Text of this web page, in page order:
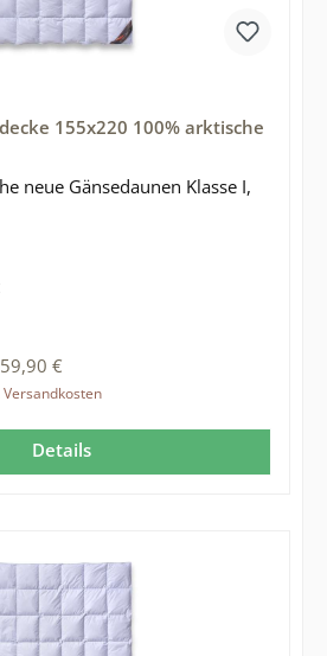
155x220 100% arktische
neue Gänsedaunen Klasse I,
€
Versandkosten
Details